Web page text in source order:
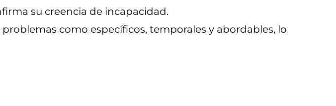
su creencia de incapacidad.
como específicos, temporales y abordables, lo